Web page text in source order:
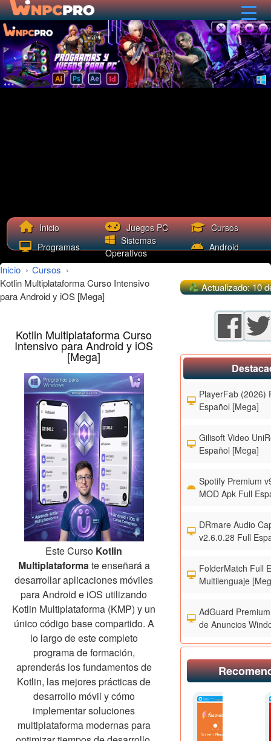
Inicio Juegos PC
Cursos
Programas
Sistemas
Operativos
Android
Inicio › Cursos ›
Kotlin Multiplataforma Curso Intensivo
para Android y iOS [Mega]
Kotlin Multiplataforma Curso
Intensivo para Android y iOS
[Mega]
Este Curso Kotlin
Multiplataformate enseñará a
desarrollar aplicaciones móviles
para Android e iOS utilizando
Kotlin Multiplataforma (KMP) y un
único código base compartido. A
lo largo de este completo
programa de formación,
aprenderás los fundamentos de
Kotlin, las mejores prácticas de
desarrollo móvil y cómo
implementar soluciones
multiplataforma modernas para
Actualizado: 10
PlayerFab (2026)
Español [Mega]
Gilisoft Video
Español [Mega]
Spotify Premium
MOD Apk Full
DRmare Audio
v2.6.0.28 Full
FolderMatch Full
Multilenguaje
AdGuard
de Anuncios